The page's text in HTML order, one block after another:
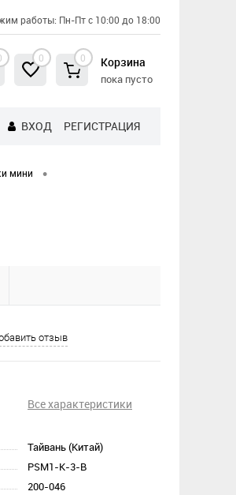
работы: Пн-Пт с 10:00 до 18:00
0 0 Корзина
пока пусто
ВХОД РЕГИСТРАЦИЯ
мини •
отзыв
Все характеристики
Тайвань (Китай)
PSM1-K-3-B
200-046